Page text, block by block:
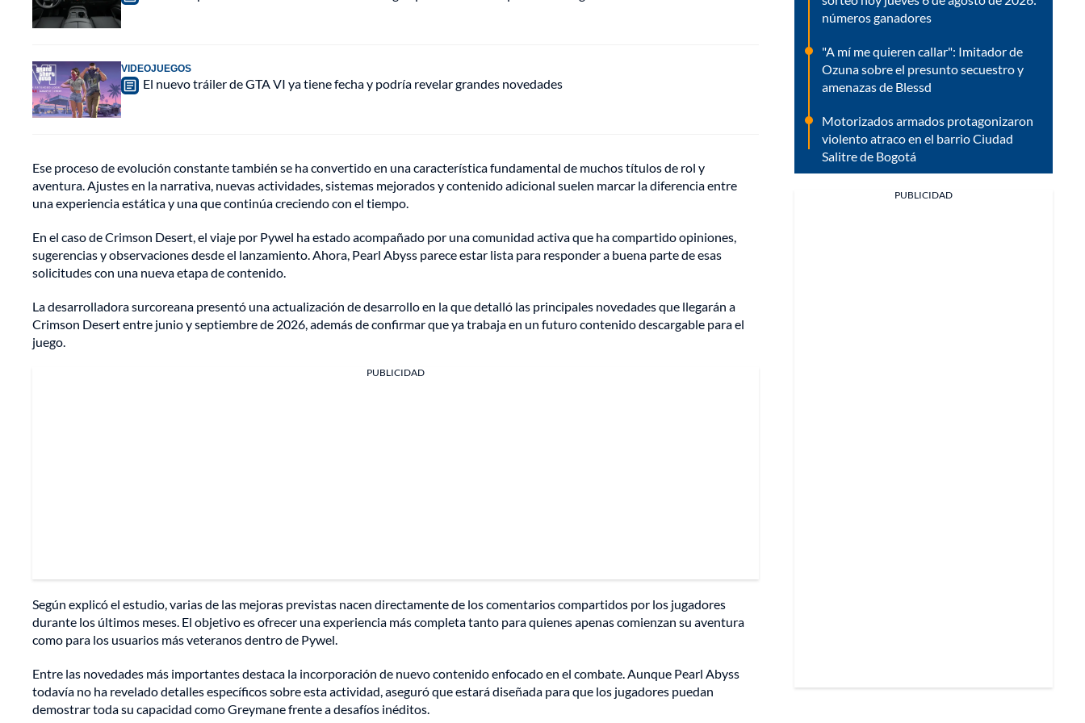
VIDEOJUEGOS
El nuevo tráiler de GTA VI ya tiene fecha y podría revelar grandes novedades
Ese proceso de evolución constante también se ha convertido en una característica fundamental de muchos títulos de rol y
aventura. Ajustes en la narrativa, nuevas actividades, sistemas mejorados y contenido adicional suelen marcar la diferencia entre
una experiencia estática y una que continúa creciendo con el tiempo.
En el caso de Crimson Desert, el viaje por Pywel ha estado acompañado por una comunidad activa que ha compartido opiniones,
sugerencias y observaciones desde el lanzamiento. Ahora, Pearl Abyss parece estar lista para responder a buena parte de esas
solicitudes con una nueva etapa de contenido.
La desarrolladora surcoreana presentó una actualización de desarrollo en la que detalló las principales novedades que llegarán a
Crimson Desert entre junio y septiembre de 2026, además de confirmar que ya trabaja en un futuro contenido descargable para el
juego.
PUBLICIDAD
Según explicó el estudio, varias de las mejoras previstas nacen directamente de los comentarios compartidos por los jugadores
durante los últimos meses. El objetivo es ofrecer una experiencia más completa tanto para quienes apenas comienzan su aventura
como para los usuarios más veteranos dentro de Pywel.
Entre las novedades más importantes destaca la incorporación de nuevo contenido enfocado en el combate. Aunque Pearl Abyss
todavía no ha revelado detalles específicos sobre esta actividad, aseguró que estará diseñada para que los jugadores puedan
demostrar toda su capacidad como Greymane frente a desafíos inéditos.
números ganadores
"A mí me quieren callar": Imitador de
Ozuna sobre el presunto secuestro y
amenazas de Blessd
Motorizados armados protagonizaron
violento atraco en el barrio Ciudad
Salitre de Bogotá
PUBLICIDAD